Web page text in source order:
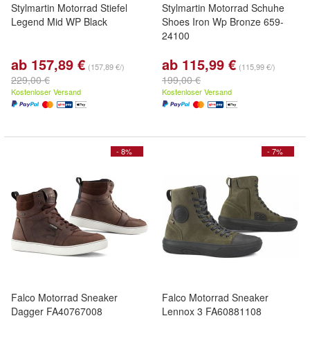
Stylmartin Motorrad Stiefel
Legend Mid WP Black
ab 157,89 € (157,89 €/)
229,00 €
Kostenloser Versand
Stylmartin Motorrad Schuhe
Shoes Iron Wp Bronze 659-
24100
ab 115,99 € (115,99 €/)
199,00 €
Kostenloser Versand
- 8%
Falco Motorrad Sneaker
Dagger FA40767008
- 7%
Falco Motorrad Sneaker
Lennox 3 FA60881108